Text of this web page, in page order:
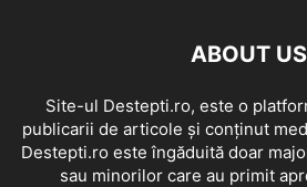
ABOUT US
Site-ul Destepti.ro, este o
publicarii de articole și conținut
Destepti.ro este îngăduită doar
sau minorilor care au primit